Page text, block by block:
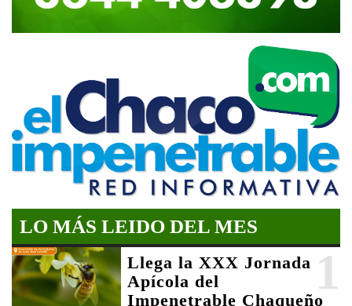
LO MÁS LEIDO DEL MES
1
Llega la XXX Jornada
Apícola del
Impenetrable Chaqueño